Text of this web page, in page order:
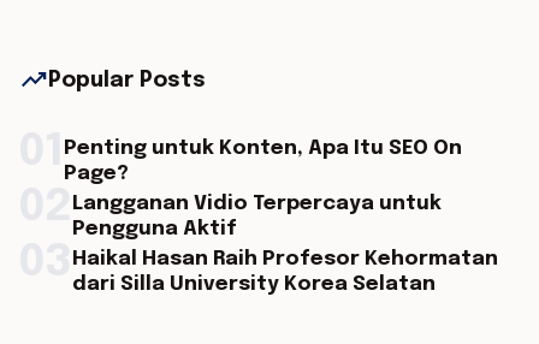
trending_up Popular Posts
Penting untuk Konten, Apa Itu SEO On
Page?
Langganan Vidio Terpercaya untuk
Pengguna Aktif
Haikal Hasan Raih Profesor Kehormatan
dari Silla University Korea Selatan